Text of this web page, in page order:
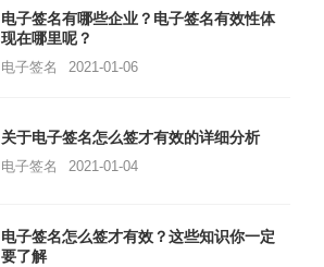
电子签名有哪些企业？电子签名有效性体
现在哪里呢？
电子签名 2021-01-06
关于电子签名怎么签才有效的详细分析
电子签名 2021-01-04
电子签名怎么签才有效？这些知识你一定
要了解